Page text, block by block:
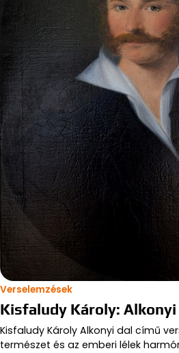
Verselemzések
Kisfaludy Károly: Alkonyi
Kisfaludy Károly Alkonyi dal című
természet és az emberi lélek